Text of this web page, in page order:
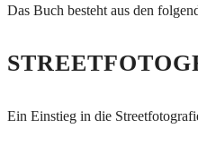
Das Buch besteht aus den
Ein Einstieg in die